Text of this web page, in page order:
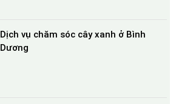
Dịch vụ chăm sóc cây xanh ở Bình
Dương